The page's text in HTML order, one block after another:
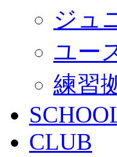
ジュ
ユー
練習
CLUB